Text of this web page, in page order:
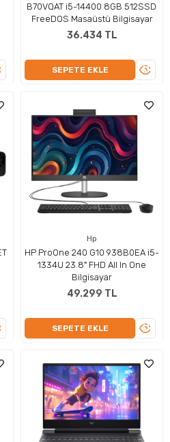
B70VQAT i5-14400 8GB 512SSD
FreeDOS Masaüstü Bilgisayar
36.434 TL
SEPETE EKLE
Hp
HP ProOne 240 G10 938B0EA i5-
1334U 23.8" FHD All In One
Bilgisayar
49.299 TL
SEPETE EKLE